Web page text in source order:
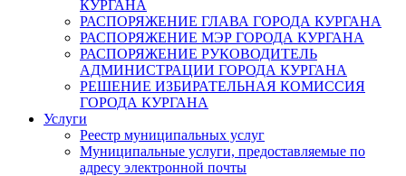
КУРГАНА
РАСПОРЯЖЕНИЕ ГЛАВА ГОРОДА КУРГАНА
РАСПОРЯЖЕНИЕ МЭР ГОРОДА КУРГАНА
РАСПОРЯЖЕНИЕ РУКОВОДИТЕЛЬ
АДМИНИСТРАЦИИ ГОРОДА КУРГАНА
РЕШЕНИЕ ИЗБИРАТЕЛЬНАЯ КОМИССИЯ
ГОРОДА КУРГАНА
Услуги
Реестр муниципальных услуг
Муниципальные услуги, предоставляемые по
адресу электронной почты